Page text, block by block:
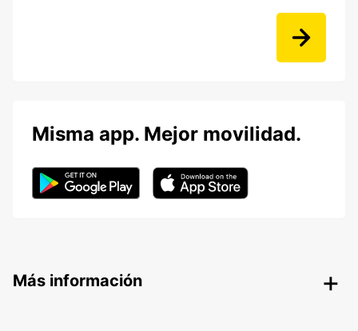
Misma app. Mejor movilidad.
Más información